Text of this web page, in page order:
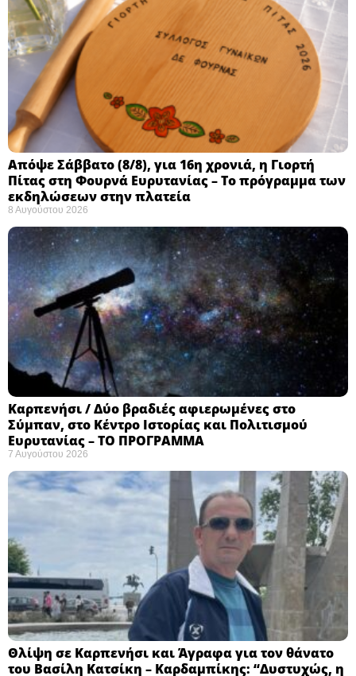
Απόψε Σάββατο (8/8), για 16η χρονιά, η Γιορτή
Πίτας στη Φουρνά Ευρυτανίας – Το πρόγραμμα των
εκδηλώσεων στην πλατεία
8 Αυγούστου 2026
Καρπενήσι / Δύο βραδιές αφιερωμένες στο
Σύμπαν, στο Κέντρο Ιστορίας και Πολιτισμού
Ευρυτανίας – ΤΟ ΠΡΟΓΡΑΜΜΑ
7 Αυγούστου 2026
Θλίψη σε Καρπενήσι και Άγραφα για τον θάνατο
του Βασίλη Κατσίκη – Καρδαμπίκης: “Δυστυχώς, η